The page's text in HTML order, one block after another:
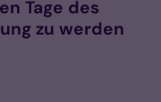
Tage des
zu werden